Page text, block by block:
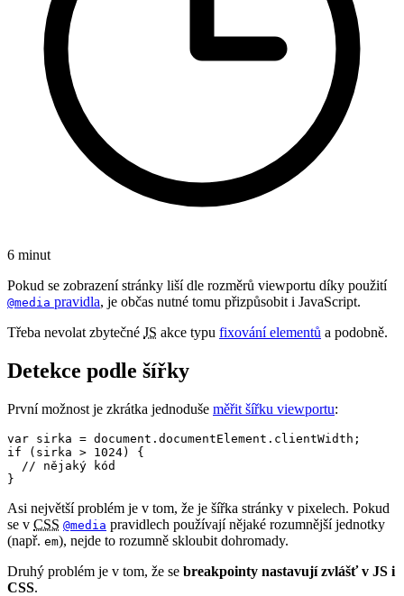
6 minut
Pokud se zobrazení stránky liší dle rozměrů viewportu díky použití
@media pravidla, je občas nutné tomu přizpůsobit i JavaScript.
Třeba nevolat zbytečné JS akce typu fixování elementů a podobně.
Detekce podle šířky
První možnost je zkrátka jednoduše měřit šířku viewportu:
var sirka = document.documentElement.clientWidth;
if (sirka > 1024) {
  // nějaký kód
}
Asi největší problém je v tom, že je šířka stránky v pixelech. Pokud
se v CSS @media pravidlech používají nějaké rozumnější jednotky
(např. em), nejde to rozumně skloubit dohromady.
Druhý problém je v tom, že se breakpointy nastavují zvlášť v JS i
CSS.